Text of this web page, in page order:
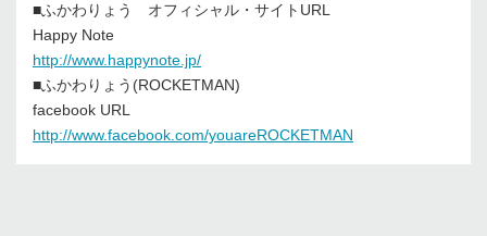
■ふかわりょう オフィシャル・サイトURL
Happy Note
http://www.happynote.jp/
■ふかわりょう(ROCKETMAN)
facebook URL
http://www.facebook.com/youareROCKETMAN